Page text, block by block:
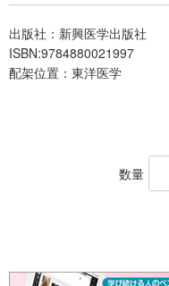
出版社：新興医学出版社
ISBN:9784880021997
配架位置：東洋医学
数量